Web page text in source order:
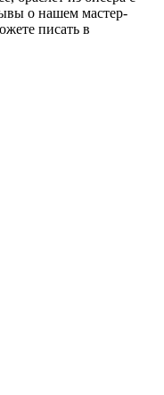
о нашем мастер-
писать в